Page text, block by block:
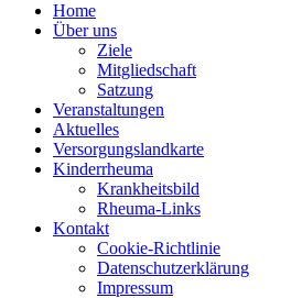
Home
Über uns
Ziele
Mitgliedschaft
Satzung
Veranstaltungen
Aktuelles
Versorgungslandkarte
Kinderrheuma
Krankheitsbild
Rheuma-Links
Kontakt
Cookie-Richtlinie
Datenschutzerklärung
Impressum